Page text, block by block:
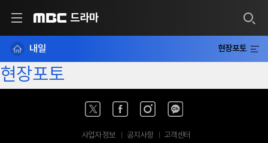
드라마
내일 현장포토
현장포토
사업자 정보 공지사항
고객센터